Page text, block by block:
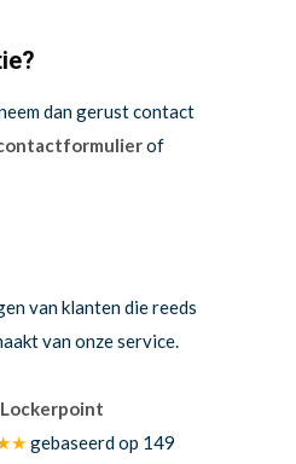
dan gerust contact
of
van klanten die reeds
van onze service.
gebaseerd op 149